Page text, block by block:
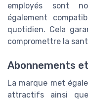
employés sont
également
quotidien. Cela
compromettre la
Abonnements
La marque met
attractifs ainsi